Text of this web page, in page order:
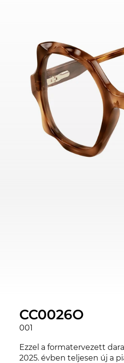
CC0026O
001
Ezzel a formatervezett
2025. évben teljesen új a